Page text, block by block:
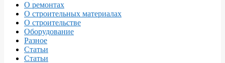
О ремонтах
О строительных материалах
О строительстве
Оборудование
Разное
Статьи
Статьи